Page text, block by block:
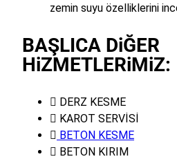
zemin suyu özelliklerini
BAŞLICA DiĞER
HiZMETLERiMiZ:
 DERZ KESME
 KAROT SERVİSİ
 BETON KESME
 BETON KIRIM